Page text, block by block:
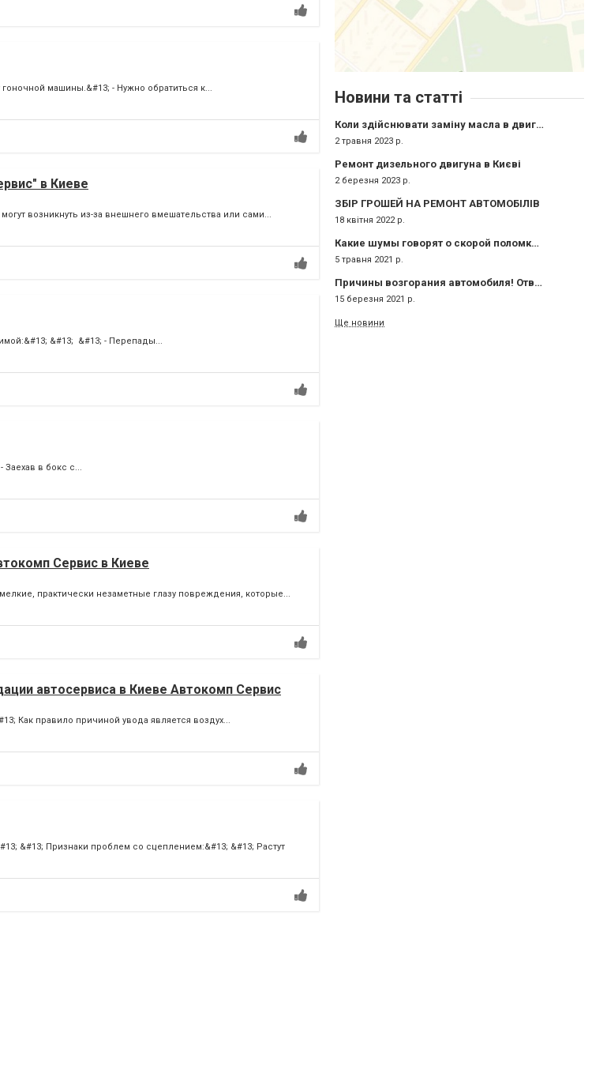
машины.&#13; - Нужно обратиться к...
в Киеве
возникнуть из-за внешнего вмешательства или сами...
&#13; &#13; - Перепады...
в бокс с...
Сервис в Киеве
практически незаметные глазу повреждения, которые...
автосервиса в Киеве Автокомп Сервис
Как правило причиной увода является воздух...
&#13; Признаки проблем со сцеплением:&#13; &#13; Растут
Новини та статті
Коли здійснювати заміну масла в двигуні?
2 травня 2023 р.
Ремонт дизельного двигуна в Києві
2 березня 2023 р.
ЗБІР ГРОШЕЙ НА РЕМОНТ АВТОМОБІЛІВ
18 квітня 2022 р.
Какие шумы говорят о скорой поломке выхлопной системы?
5 травня 2021 р.
Причины возгорания автомобиля! Ответ специалистов СТО "Авкомп Сервис" в Киеве
15 березня 2021 р.
Ще новини